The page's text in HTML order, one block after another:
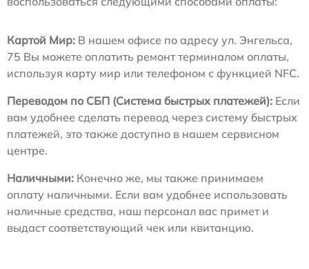
Картой Мир: В нашем офисе по адресу ул. Энгельса,
75 Вы можете оплатить ремонт терминалом оплаты,
используя карту мир или телефоном с функцией NFC.
Переводом по СБП (Система быстрых платежей): Если
вам удобнее сделать перевод через систему быстрых
платежей, это также доступно в нашем сервисном
центре.
Наличными: Конечно же, мы также принимаем
оплату наличными. Если вам удобнее использовать
наличные средства, наш персонал вас примет и
выдаст соответствующий чек или квитанцию.